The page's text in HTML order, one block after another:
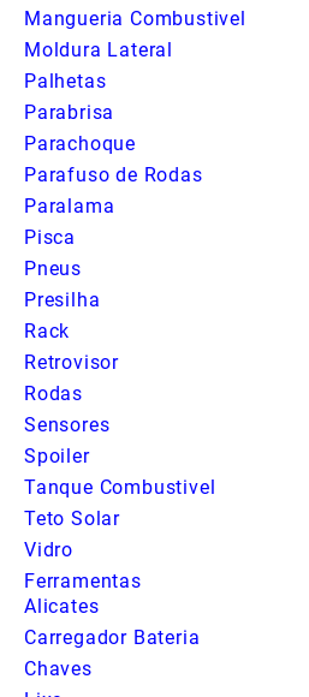
Mangueria Combustivel
Moldura Lateral
Palhetas
Parabrisa
Parachoque
Parafuso de Rodas
Paralama
Pisca
Pneus
Presilha
Rack
Retrovisor
Rodas
Sensores
Spoiler
Tanque Combustivel
Teto Solar
Vidro
Ferramentas
Alicates
Carregador Bateria
Chaves